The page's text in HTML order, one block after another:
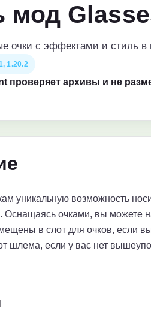
мод
очки с эффектами и стиль в
1.20.2
проверяет архивы и не
уникальную возможность
очками, вы можете
в слот для очков, если
шлема, если у вас нет